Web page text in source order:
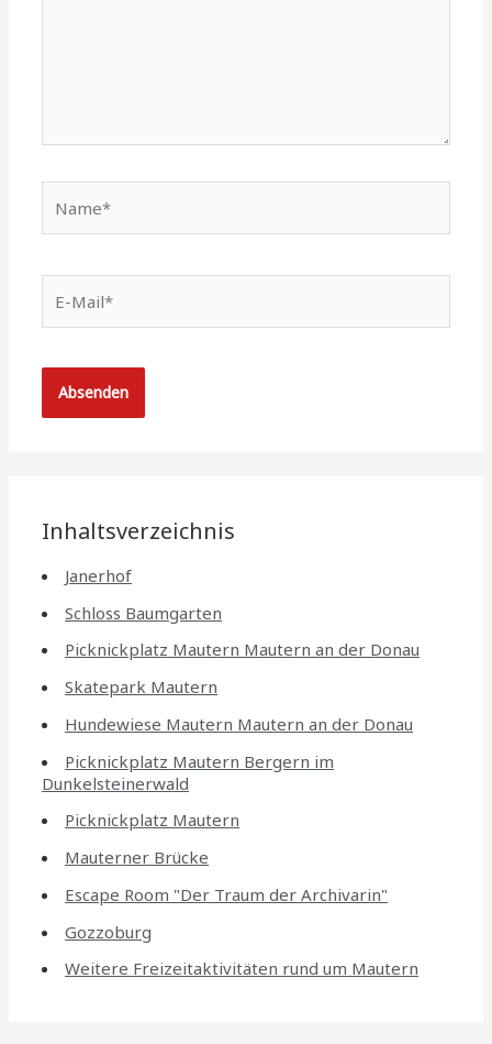
Mail*
Inhaltsverzeichnis
Janerhof
Schloss Baumgarten
Picknickplatz Mautern Mautern an der Donau
Skatepark Mautern
Hundewiese Mautern Mautern an der Donau
Picknickplatz Mautern Bergern im
Dunkelsteinerwald
Picknickplatz Mautern
Mauterner Brücke
Escape Room "Der Traum der Archivarin"
Gozzoburg
Weitere Freizeitaktivitäten rund um Mautern